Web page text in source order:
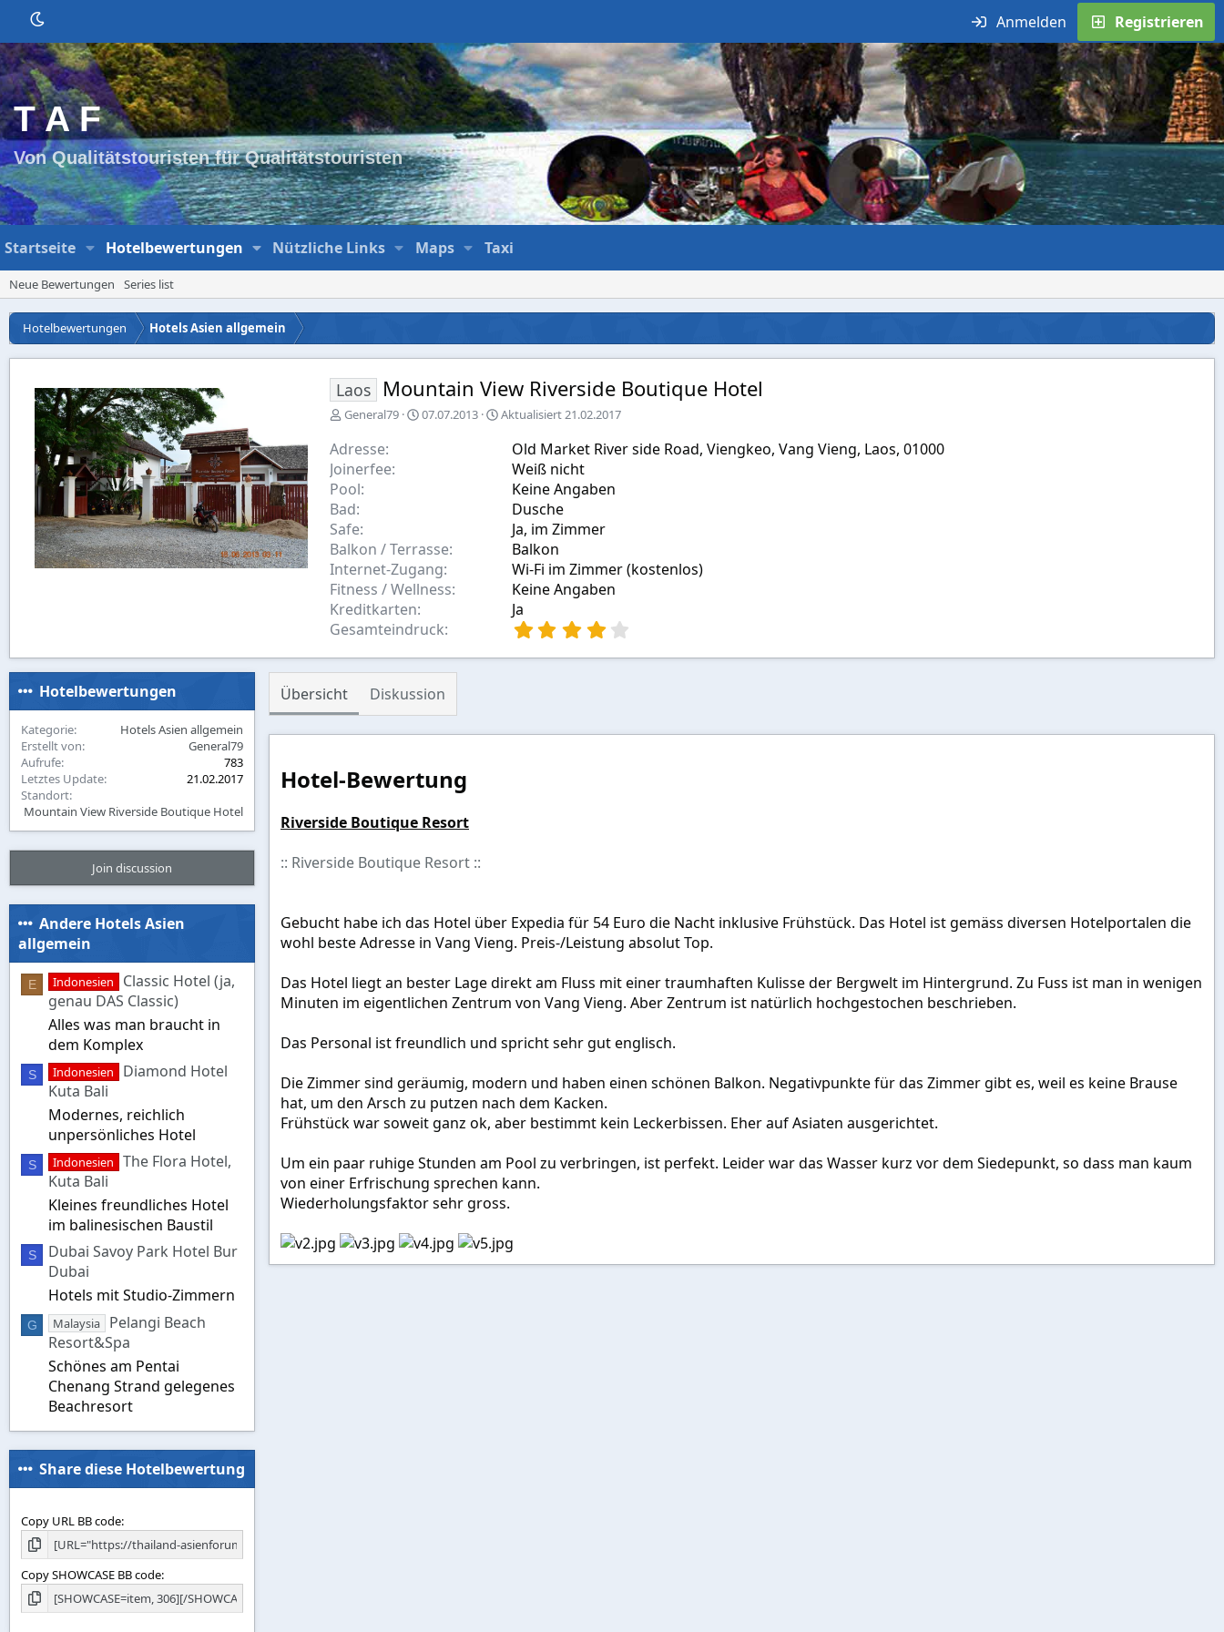
Anmelden Registrieren
T A F
Von Qualitätstouristen für Qualitätstouristen
Startseite Hotelbewertungen Nützliche Links Maps Taxi
Neue Bewertungen Series list
Hotelbewertungen Hotels Asien allgemein
Laos Mountain View Riverside Boutique Hotel
E
s
t
e
l
l
t
v
o
n
General79
A
07.07.2013 Aktualisiert21.02.2017
Adresse
Old Market River side Road, Viengkeo, Vang Vieng, Laos, 01000
Joinerfee
Weiß nicht
Pool
Keine Angaben
Bad
Dusche
Safe
Ja, im Zimmer
Balkon / Terrasse
Balkon
Internet-Zugang
Wi-Fi im Zimmer (kostenlos)
Fitness / Wellness
Keine Angaben
Kreditkarten
Ja
Gesamteindruck
0
e
Übersicht Diskussion
Hotel-Bewertung
Riverside Boutique Resort
:: Riverside Boutique Resort ::
Gebucht habe ich das Hotel über Expedia für 54 Euro die Nacht inklusive Frühstück. Das Hotel ist gemäss diversen Hotelportalen die
wohl beste Adresse in Vang Vieng. Preis-/Leistung absolut Top.
Das Hotel liegt an bester Lage direkt am Fluss mit einer traumhaften Kulisse der Bergwelt im Hintergrund. Zu Fuss ist man in wenigen
Minuten im eigentlichen Zentrum von Vang Vieng. Aber Zentrum ist natürlich hochgestochen beschrieben.
Das Personal ist freundlich und spricht sehr gut englisch.
Die Zimmer sind geräumig, modern und haben einen schönen Balkon. Negativpunkte für das Zimmer gibt es, weil es keine Brause
hat, um den Arsch zu putzen nach dem Kacken.
Frühstück war soweit ganz ok, aber bestimmt kein Leckerbissen. Eher auf Asiaten ausgerichtet.
Um ein paar ruhige Stunden am Pool zu verbringen, ist perfekt. Leider war das Wasser kurz vor dem Siedepunkt, so dass man kaum
von einer Erfrischung sprechen kann.
Wiederholungsfaktor sehr gross.
Hotelbewertungen
Kategorie
Hotels Asien allgemein
Erstellt von
General79
Aufrufe
783
Letztes Update
21.02.2017
Standort
Mountain View Riverside Boutique Hotel
Join discussion
Andere Hotels Asien
allgemein
E Indonesien
Classic Hotel (ja,
genau DAS Classic)
Alles was man braucht in
dem Komplex
S Indonesien
Diamond Hotel
Kuta Bali
Modernes, reichlich
unpersönliches Hotel
S Indonesien
The Flora Hotel,
Kuta Bali
Kleines freundliches Hotel
im balinesischen Baustil
S
Dubai Savoy Park Hotel Bur
Dubai
Hotels mit Studio-Zimmern
G Malaysia
Pelangi Beach
Resort&Spa
Schönes am Pentai
Chenang Strand gelegenes
Beachresort
Share diese Hotelbewertung
Copy URL BB code
Copy SHOWCASE BB code